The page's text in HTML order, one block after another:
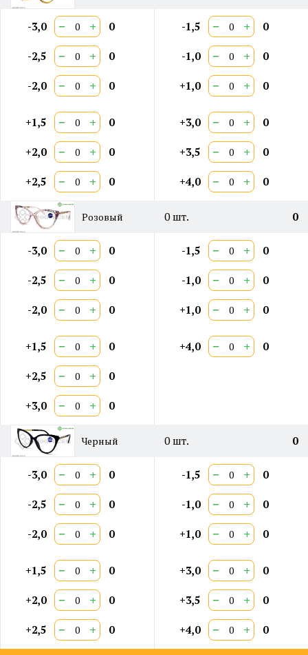
-3,0 − + 0
-2,5 − + 0
-2,0 − + 0
-1,5 − + 0
-1,0 − + 0
+1,0 − + 0
+1,5 − + 0
+2,0 − + 0
+2,5 − + 0
+3,0 − + 0
+3,5 − + 0
+4,0 − + 0
Розовый 0шт. 0
-3,0 − + 0
-2,5 − + 0
-2,0 − + 0
-1,5 − + 0
-1,0 − + 0
+1,0 − + 0
+1,5 − + 0
+2,5 − + 0
+3,0 − + 0
+4,0 − + 0
Черный 0шт. 0
-3,0 − + 0
-2,5 − + 0
-2,0 − + 0
-1,5 − + 0
-1,0 − + 0
+1,0 − + 0
+1,5 − + 0
+2,0 − + 0
+2,5 − + 0
+3,0 − + 0
+3,5 − + 0
+4,0 − + 0